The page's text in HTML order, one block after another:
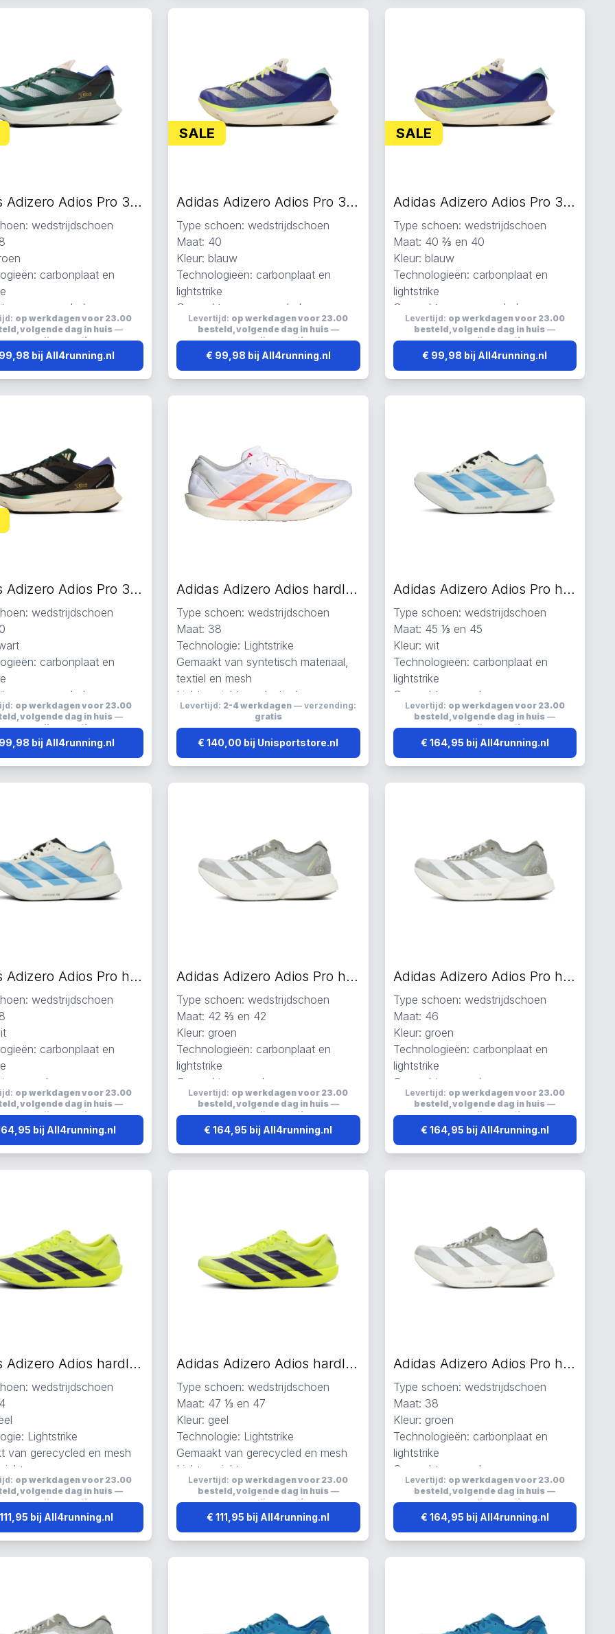
Adidas Adizero Adios Pro 3 hardloopschoenen groen
wedstrijdschoen
carbonplaat en
van gerecycled,
carbon en mesh
en ademend
op werkdagen voor 23.00
volgende dag in huis—
verzending:gratis
bij All4running.nl
SALE
Adidas Adizero Adios Pro 3 hardloopschoenen blauw
Type schoen: wedstrijdschoen
Maat: 40
Kleur: blauw
Technologieën: carbonplaat en
lightstrike
Gemaakt van gerecycled,
primegreen, carbon en mesh
Ademend
Levertijd: op werkdagen voor 23.00
besteld, volgende dag in huis—
verzending:gratis
€ 99,98 bij All4running.nl
SALE
Adidas Adizero Adios Pro 3 hardloopschoenen blauw
Type schoen: wedstrijdschoen
Maat: 40 ⅔ en 40
Kleur: blauw
Technologieën: carbonplaat en
lightstrike
Gemaakt van gerecycled,
primegreen, carbon en mesh
Ademend
Levertijd: op werkdagen voor 23.00
besteld, volgende dag in huis —
verzending:gratis
€ 99,98 bij All4running.nl
Adidas Adizero Adios Pro 3 hardloopschoenen zwart
wedstrijdschoen
carbonplaat en
van gerecycled,
carbon en mesh
op werkdagen voor 23.00
volgende dag in huis—
verzending:gratis
bij All4running.nl
Adidas Adizero Adios hardloopschoenen
Type schoen: wedstrijdschoen
Maat: 38
Technologie: Lightstrike
Gemaakt van syntetisch materiaal,
textiel en mesh
Lichtgewicht en elastisch
Levertijd: 2-4 werkdagen — verzending:
gratis
€ 140,00 bij Unisportstore.nl
Adidas Adizero Adios Pro hardloopschoenen wit
Type schoen: wedstrijdschoen
Maat: 45 ⅓ en 45
Kleur: wit
Technologieën: carbonplaat en
lightstrike
Gemaakt van carbon
Levertijd: op werkdagen voor 23.00
besteld, volgende dag in huis —
verzending:gratis
€ 164,95 bij All4running.nl
Adidas Adizero Adios Pro hardloopschoenen wit
wedstrijdschoen
carbonplaat en
van carbon
op werkdagen voor 23.00
volgende dag in huis—
verzending:gratis
bij All4running.nl
Adidas Adizero Adios Pro hardloopschoenen groen
Type schoen: wedstrijdschoen
Maat: 42 ⅔ en 42
Kleur: groen
Technologieën: carbonplaat en
lightstrike
Gemaakt van carbon
Levertijd: op werkdagen voor 23.00
besteld, volgende dag in huis—
verzending:gratis
€ 164,95 bij All4running.nl
Adidas Adizero Adios Pro hardloopschoenen groen
Type schoen: wedstrijdschoen
Maat: 46
Kleur: groen
Technologieën: carbonplaat en
lightstrike
Gemaakt van carbon
Levertijd: op werkdagen voor 23.00
besteld, volgende dag in huis —
verzending:gratis
€ 164,95 bij All4running.nl
Adidas Adizero Adios hardloopschoenen geel
wedstrijdschoen
Lightstrike
van gerecycled en mesh
op werkdagen voor 23.00
volgende dag in huis—
verzending:gratis
bij All4running.nl
Adidas Adizero Adios hardloopschoenen geel
Type schoen: wedstrijdschoen
Maat: 47 ⅓ en 47
Kleur: geel
Technologie: Lightstrike
Gemaakt van gerecycled en mesh
Lichtgewicht
Levertijd: op werkdagen voor 23.00
besteld, volgende dag in huis—
verzending:gratis
€ 111,95 bij All4running.nl
Adidas Adizero Adios Pro hardloopschoenen groen
Type schoen: wedstrijdschoen
Maat: 38
Kleur: groen
Technologieën: carbonplaat en
lightstrike
Gemaakt van carbon
Levertijd: op werkdagen voor 23.00
besteld, volgende dag in huis —
verzending:gratis
€ 164,95 bij All4running.nl